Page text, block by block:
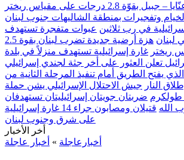
درجات على مقياس ريختر
وتفجيرات بمنطقة الشاليهات جنوب لبنان
في رب ثلاثين عبوات متفجرة تستهدف
لبنان
هزة أرضية جديدة تضرب لبنان بقوة 2.5
ريختر غارة إسرائيلية تستهدف منزلاً في بلدة
تعلن العثور على أخر جثة لجندي إسرائيلي
يفتح الطريق أمام تنفيذ المرحلة الثانية من
النار جيش الاحتلال الإسرائيلي يشن حملة
طولكرم ضربتان جويتان إسرائيليتان تستهدفان
الله
قتيلان ومصابون جراء 14 غارة إسرائيلية
على شرق وجنوب لبنان
أخر الأخبار
أخبارعاجلة » أخبار عاجلة